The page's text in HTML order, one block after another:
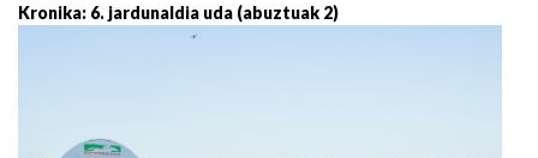
19/07 11:30
Kronika: 6. jardunaldia uda (abuztuak 2)